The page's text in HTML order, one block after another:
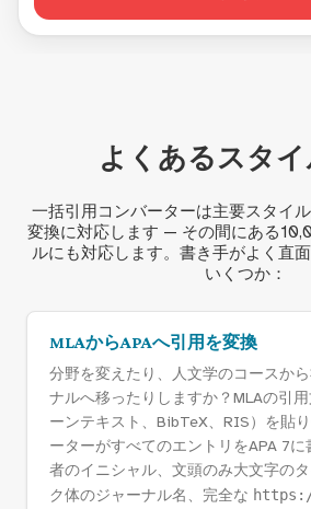
よくあるスタ
一括引用コンバーターは主要スタイ
変換に対応します — その間にある
ルにも対応します。書き手がよく直
いくつか：
MLAからAPAへ引用を変換
分野を変えたり、人文学のコースか
ナルへ移ったりしますか？MLAの引
ーンテキスト、BibTeX、RIS）を貼
ーターがすべてのエントリをAPA 7
者のイニシャル、文頭のみ大文字の
ク体のジャーナル名、完全な